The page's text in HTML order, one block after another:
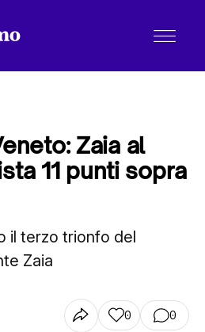
Zaia al
11 punti sopra
il terzo trionfo del
Zaia
0 0